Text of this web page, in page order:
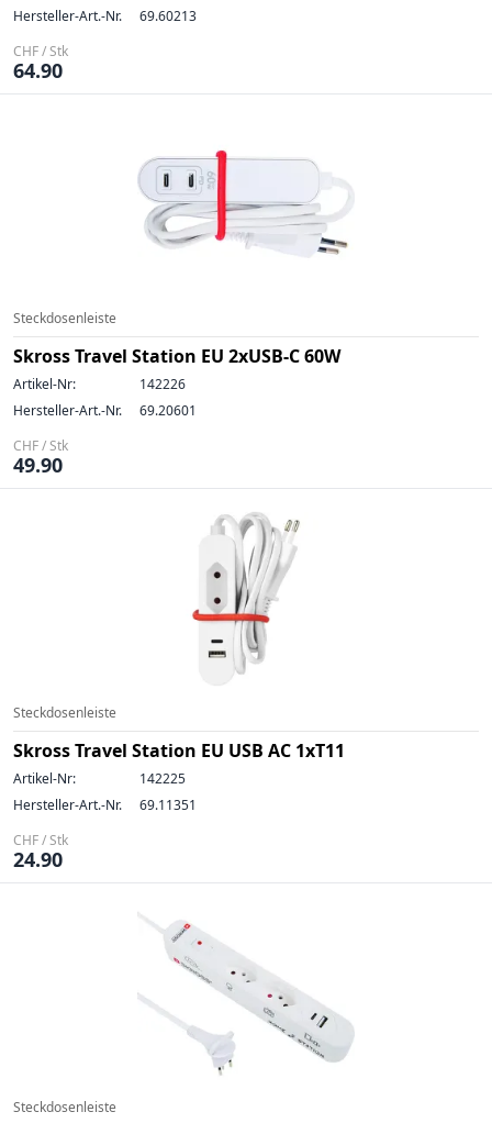
Hersteller-Art.-Nr.
69.60213
CHF / Stk
64.90
Steckdosenleiste
Skross Travel Station EU 2xUSB-C 60W
Artikel-Nr:
142226
Hersteller-Art.-Nr.
69.20601
CHF / Stk
49.90
Steckdosenleiste
Skross Travel Station EU USB AC 1xT11
Artikel-Nr:
142225
Hersteller-Art.-Nr.
69.11351
CHF / Stk
24.90
Steckdosenleiste